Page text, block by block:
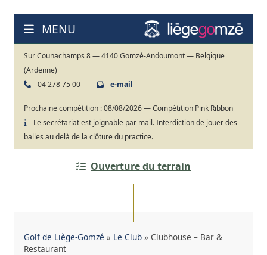
contenu
MENU
Sur Counachamps 8 — 4140 Gomzé-Andoumont — Belgique
(Ardenne)
04 278 75 00
e-mail
Prochaine compétition :08/08/2026 — Compétition Pink Ribbon
Le secrétariat est joignable par mail. Interdiction de jouer des
balles au delà de la clôture du practice.
Ouverture du terrain
Golf de Liège-Gomzé » Le Club » Clubhouse – Bar &
Restaurant